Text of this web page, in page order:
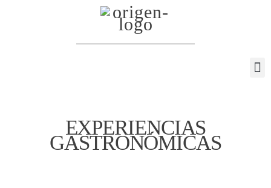
EXPERIENCIAS
GASTRONÓMICAS